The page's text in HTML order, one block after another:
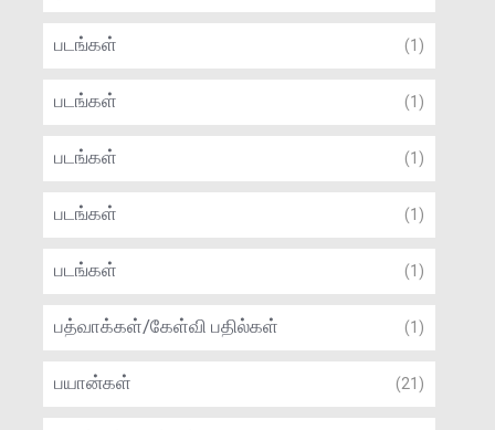
படங்கள் (1)
படங்கள் (1)
படங்கள் (1)
படங்கள் (1)
படங்கள் (1)
பத்வாக்கள்/கேள்வி பதில்கள் (1)
பயான்கள் (21)